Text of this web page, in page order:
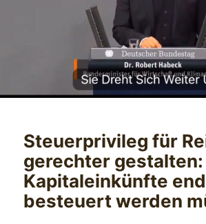
Steuerprivileg für
gerechter gestalten:
Kapitaleinkünfte
besteuert werden